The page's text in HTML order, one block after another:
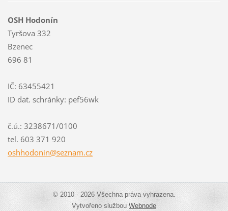
OSH Hodonín
Tyršova 332
Bzenec
696 81
IČ: 63455421
ID dat. schránky: pef56wk
č.ú.: 3238671/0100
tel. 603 371 920
oshhodonin@seznam.cz
© 2010 - 2026 Všechna práva vyhrazena.
Vytvořeno službouWebnode